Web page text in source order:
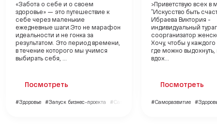
«Забота о себе и о своем
здоровье» — это путешествие к
себе через маленькие
ежедневные шаги.Это не марафон
идеальности и не гонка за
результатом. Это период времени,
в течение которого мы учимся
выбирать себя, ...
Посмотреть
#Здоровье #Запуск бизнес-проекта #Саморазвитие
>Приветствую всех в
"Искусство быть
Ибраева Виктория -
индивидуальный
соорганизатор
Хочу, чтобы у
где можно
вдох...
Посмотреть
#Саморазвитие